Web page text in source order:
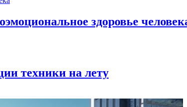
здоровье
техники на лету